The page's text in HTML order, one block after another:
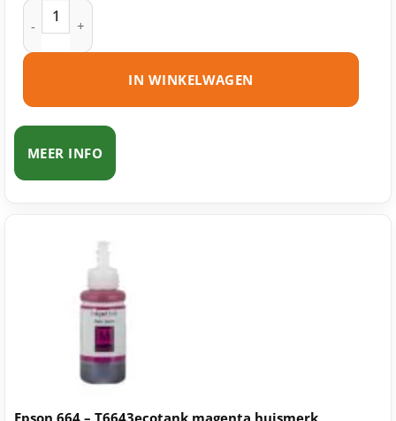
Epson 664 – T6642 ecotank cyaan huismerk aantal
IN WINKELWAGEN
MEER INFO